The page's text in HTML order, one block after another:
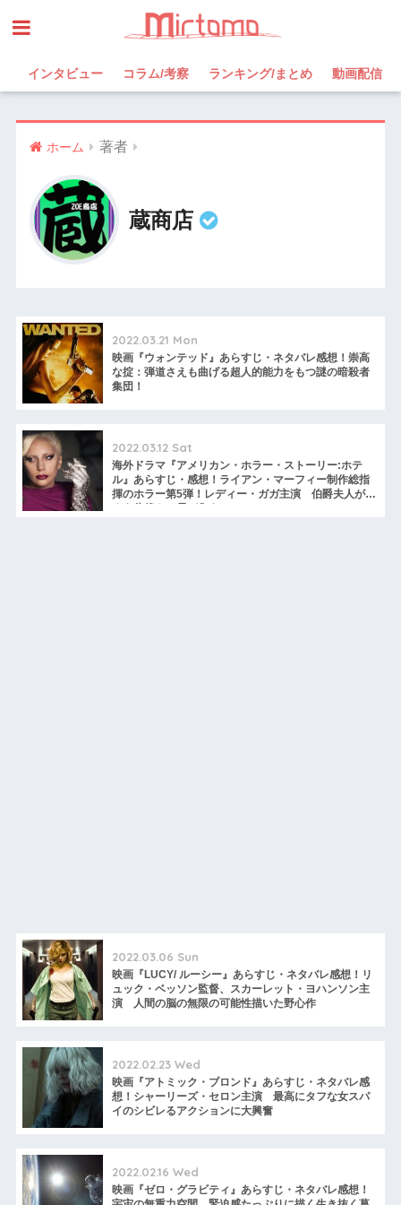
インタビュー コラム/考察 ランキング/まとめ 動画配信
ホーム 著者
蔵商店
2022.03.21 Mon
映画『ウォンテッド』あらすじ・ネタバレ感想！崇高
な掟：弾道さえも曲げる超人的能力をもつ謎の暗殺者
集団！
2022.03.12 Sat
海外ドラマ『アメリカン・ホラー・ストーリー:ホテ
ル』あらすじ・感想！ライアン・マーフィー制作総指
揮のホラー第5弾！レディー・ガガ主演 伯爵夫人が住
2022.03.06 Sun
映画『LUCY/ ルーシー』あらすじ・ネタバレ感想！リ
ュック・ベッソン監督、スカーレット・ヨハンソン主
演 人間の脳の無限の可能性描いた野心作
2022.02.23 Wed
映画『アトミック・ブロンド』あらすじ・ネタバレ感
想！シャーリーズ・セロン主演 最高にタフな女スパ
イのシビレるアクションに大興奮
2022.02.16 Wed
映画『ゼロ・グラビティ』あらすじ・ネタバレ感想！